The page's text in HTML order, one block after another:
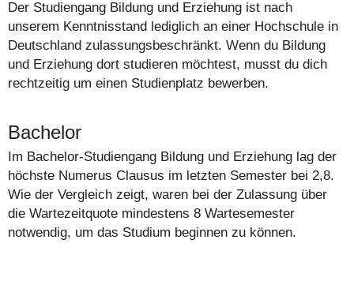
Der Studiengang Bildung und Erziehung ist nach
unserem Kenntnisstand lediglich an einer Hochschule in
Deutschland zulassungsbeschränkt. Wenn du Bildung
und Erziehung dort studieren möchtest, musst du dich
rechtzeitig um einen Studienplatz bewerben.
Bachelor
Im Bachelor-Studiengang Bildung und Erziehung lag der
höchste Numerus Clausus im letzten Semester bei 2,8.
Wie der Vergleich zeigt, waren bei der Zulassung über
die Wartezeitquote mindestens 8 Wartesemester
notwendig, um das Studium beginnen zu können.